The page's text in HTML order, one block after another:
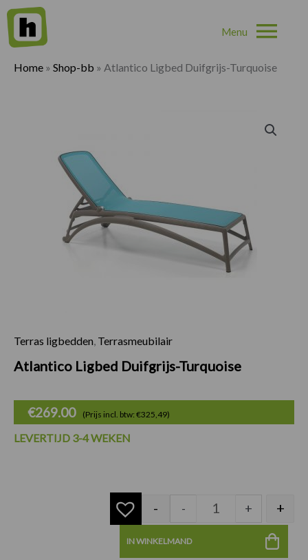
Home » Shop-bb » Atlantico Ligbed Duifgrijs-Turquoise
Terras ligbedden Terrasmeubilair
Atlantico Ligbed Duifgrijs-Turquoise
€269.00 (Prijs incl. btw: €325,49)
LEVERTIJD 3-4 WEKEN
- - + +
IN WINKELMAND